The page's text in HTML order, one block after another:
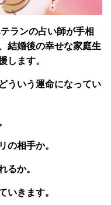
ランの占い師が手相
結婚後の幸せな家庭生
します。
ういう運命になってい
の相手か。
るか。
いきます。